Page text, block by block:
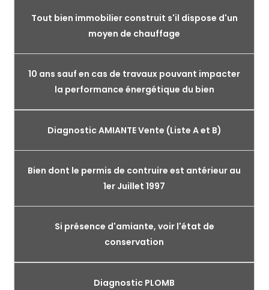
Tout bien immobilier construit s'il dispose d'un
moyen de chauffage
10 ans sauf en cas de travaux pouvant impacter
la performance énergétique du bien
Diagnostic AMIANTE Vente (Liste A et B)
Bien dont le permis de contruire est antérieur au
1er Juillet 1997
Si présence d'amiante, voir l'état de
conservation
Diagnostic PLOMB